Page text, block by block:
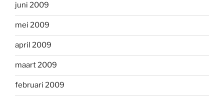
juni 2009
mei 2009
april 2009
maart 2009
februari 2009